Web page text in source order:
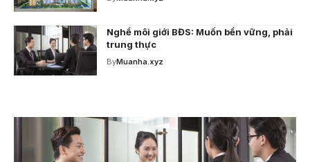
Nghề môi giới BĐS: Muốn bền vững, phải
trung thực
ByMuanha.xyz